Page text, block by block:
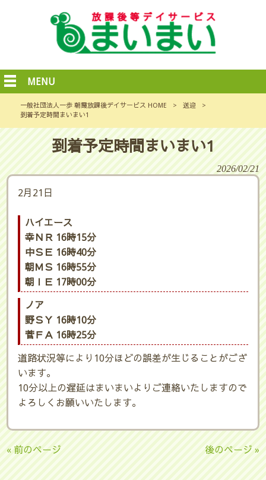
MENU
一般社団法人一歩 朝霞放課後デイサービス HOME > 送迎
>
到着予定時間まいまい1
到着予定時間まいまい1
2026/02/21
2月21日
ハイエース
幸ＮＲ 16時15分
中ＳＥ 16時40分
朝ＭＳ 16時55分
朝ＩＥ 17時00分
ノア
野ＳＹ 16時10分
菅ＦＡ 16時25分
道路状況等により10分ほどの誤差が生じることがござ
います。
10分以上の遅延はまいまいよりご連絡いたしますので
よろしくお願いいたします。
« 前のページ 後のページ »